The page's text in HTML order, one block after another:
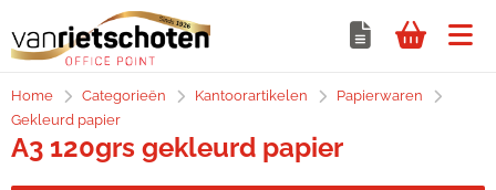
Home Categorieën Kantoorartikelen
Papierwaren
Gekleurd papier
A3 120grs gekleurd papier